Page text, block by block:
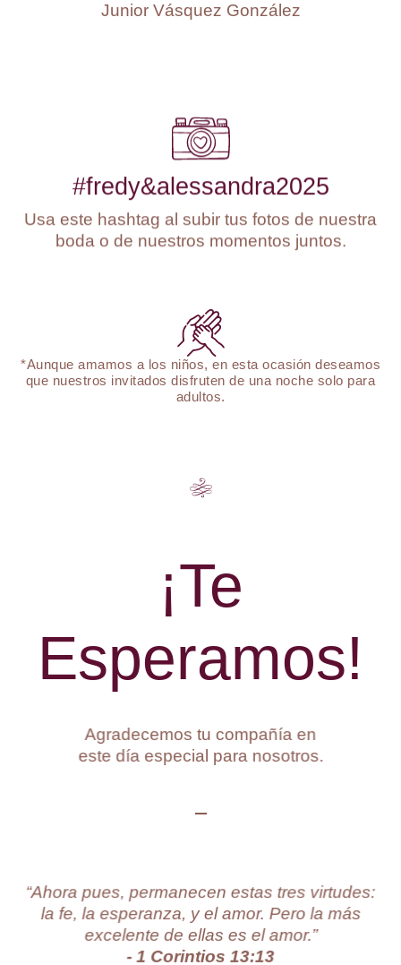
Junior Vásquez González
#fredy&alessandra2025
Usa este hashtag al subir tus fotos de nuestra
boda o de nuestros momentos juntos.
*Aunque amamos a los niños, en esta ocasión deseamos
que nuestros invitados disfruten de una noche solo para
adultos.
¡Te
Esperamos!
Agradecemos tu compañía en
este día especial para nosotros.
“Ahora pues, permanecen estas tres virtudes:
la fe, la esperanza, y el amor. Pero la más
excelente de ellas es el amor.”
- 1 Corintios 13:13